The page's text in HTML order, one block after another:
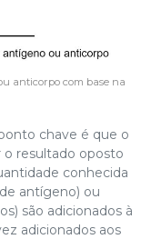
anticorpo com base na
chave é que o
o resultado oposto
conhecida
antígeno) ou
são adicionados à
adicionados aos